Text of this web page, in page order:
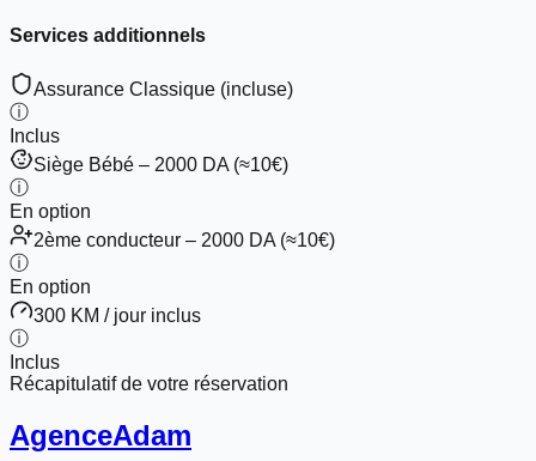
Services additionnels
Assurance Classique (incluse)
ⓘ
Inclus
Siège Bébé – 2000 DA (≈10€)
ⓘ
En option
2ème conducteur – 2000 DA (≈10€)
ⓘ
En option
300 KM / jour inclus
ⓘ
Inclus
Récapitulatif de votre réservation
AgenceAdam